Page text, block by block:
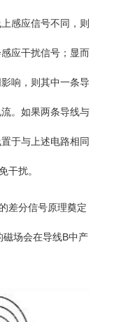
感应信号不同，则
应干扰信号；显而
响，则其中一条导
。如果两条导线与
于与上述电路相同
干扰。
差分信号原理奠定
场会在导线B中产